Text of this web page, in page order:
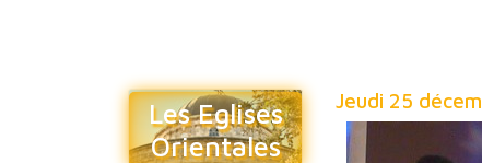
Les Eglises
Orientales
Jeudi 25